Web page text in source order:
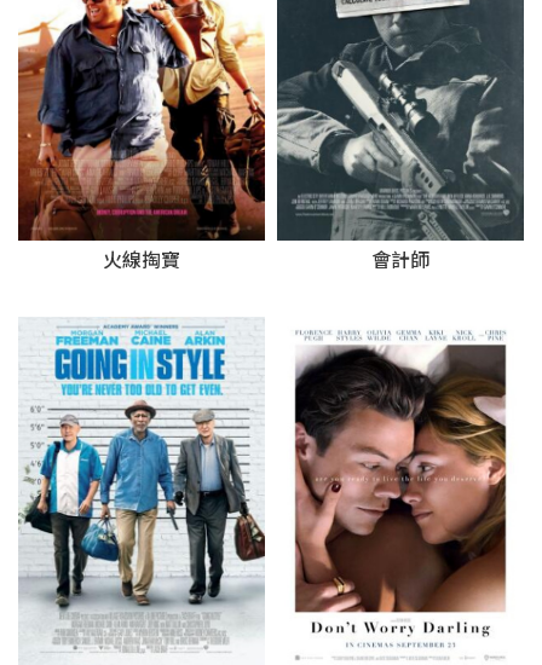
火線掏寶 會計師